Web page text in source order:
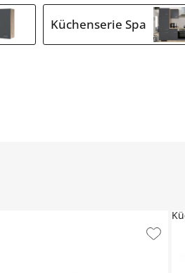
Küchenserie Spa